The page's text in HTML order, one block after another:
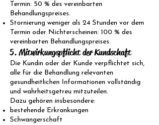
Termin: 50 % des vereinbarten
Behandlungspreises.
Stornierung weniger als 24 Stunden vor dem
Termin oder Nichterscheinen: 100 % des
vereinbarten Behandlungspreises.
5. Mitwirkungspflicht der Kundschaft
Die Kundin oder der Kunde verpflichtet sich,
alle für die Behandlung relevanten
gesundheitlichen Informationen vollständig
und wahrheitsgetreu mitzuteilen.
Dazu gehören insbesondere:
bestehende Erkrankungen
Schwangerschaft